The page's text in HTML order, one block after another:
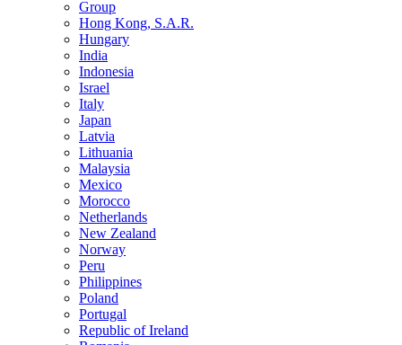
Group
Hong Kong, S.A.R.
Hungary
India
Indonesia
Israel
Italy
Japan
Latvia
Lithuania
Malaysia
Mexico
Morocco
Netherlands
New Zealand
Norway
Peru
Philippines
Poland
Portugal
Republic of Ireland